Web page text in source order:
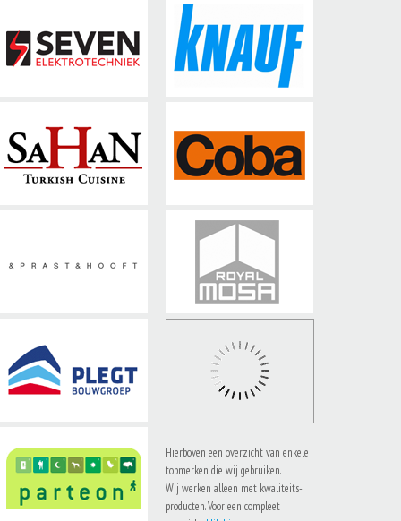
Hierboven een overzicht van enkele
topmerken die wij gebruiken.
Wij werken alleen met kwaliteits-
producten. Voor een compleet